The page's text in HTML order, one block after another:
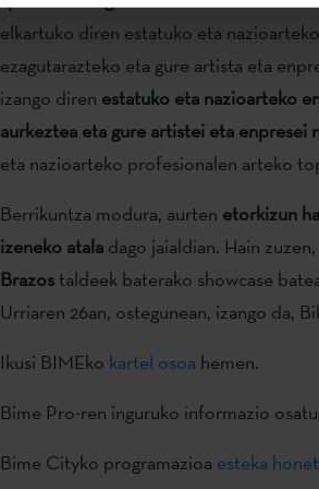
elkartuko diren estatuko eta
ezagutarazteko eta gure artista eta
izango diren estatuko eta nazioarteko
aurkeztea eta gure artistei eta enpresei
eta nazioarteko profesionalen arteko
Berrikuntza modura, aurten etorkizun
izeneko ataladago jaialdian. Hain
Brazostaldeek baterako showcase
Urriaren 26an, ostegunean, izango da,
Ikusi BIMEko kartel osoa hemen.
Bime Pro-ren inguruko informazio
Bime Cityko programazioa esteka